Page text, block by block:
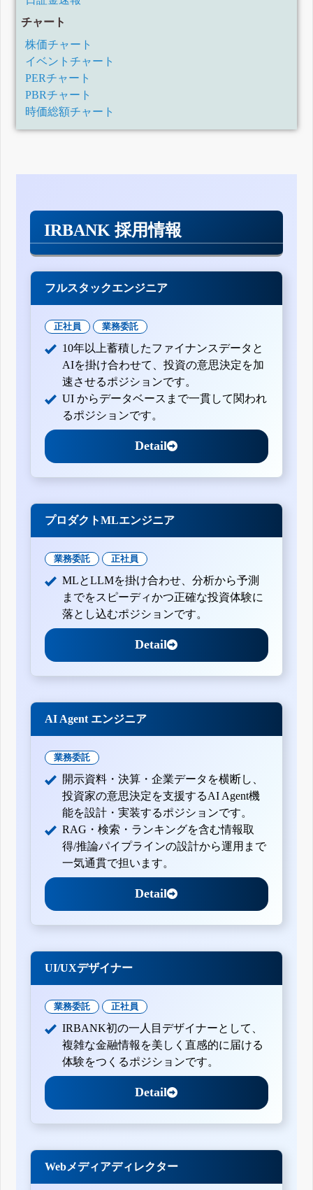
チャート
株価チャート
イベントチャート
PERチャート
PBRチャート
時価総額チャート
IRBANK 採用情報
フルスタックエンジニア
正社員 業務委託
10年以上蓄積したファイナンスデータと
AIを掛け合わせて、投資の意思決定を加
速させるポジションです。
UI からデータベースまで一貫して関われ
るポジションです。
Detail
プロダクトMLエンジニア
業務委託 正社員
MLとLLMを掛け合わせ、分析から予測
までをスピーディかつ正確な投資体験に
落とし込むポジションです。
Detail
AI Agent エンジニア
業務委託
開示資料・決算・企業データを横断し、
投資家の意思決定を支援するAI Agent機
能を設計・実装するポジションです。
RAG・検索・ランキングを含む情報取
得/推論パイプラインの設計から運用まで
一気通貫で担います。
Detail
UI/UXデザイナー
業務委託 正社員
IRBANK初の一人目デザイナーとして、
複雑な金融情報を美しく直感的に届ける
体験をつくるポジションです。
Detail
Webメディアディレクター